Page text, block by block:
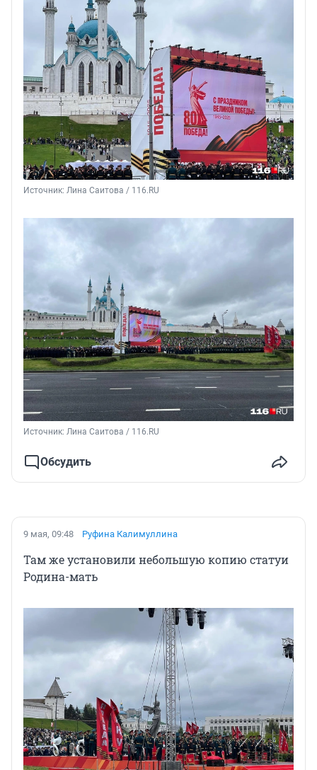
Источник: Лина Саитова / 116.RU
Источник: Лина Саитова / 116.RU
Обсудить
9 мая, 09:48 Руфина Калимуллина
Там же установили небольшую копию статуи
Родина-мать